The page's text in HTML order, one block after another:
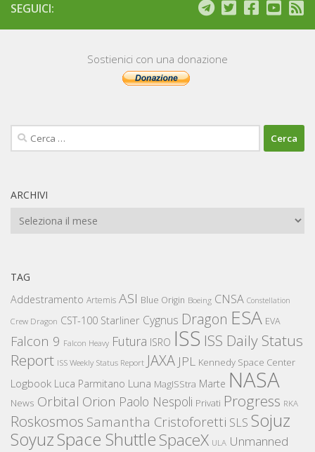
SEGUICI:
Sostienici con una donazione
Ricerca
per:
ARCHIVI
Archivi
TAG
Addestramento Artemis ASI Blue Origin Boeing CNSA Constellation
Crew Dragon CST-100 Starliner Cygnus Dragon ESA EVA
Falcon 9 Falcon Heavy Futura ISRO ISS ISS Daily Status
Report ISS Weekly Status Report JAXA JPL Kennedy Space Center
Logbook Luca Parmitano Luna MagISStra Marte NASA
News Orbital Orion Paolo Nespoli Privati Progress RKA
Roskosmos Samantha Cristoforetti SLS Sojuz
SoyuzSpace ShuttleSpaceX ULA Unmanned